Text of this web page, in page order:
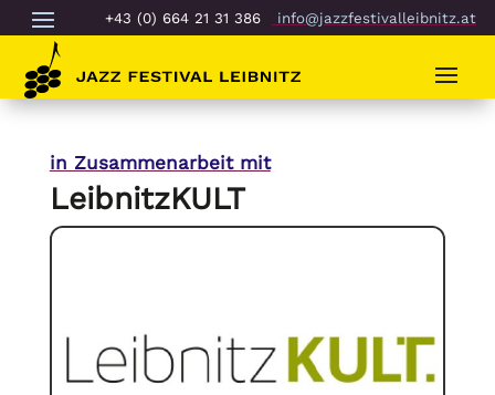
+43 (0) 664 21 31 386 info@jazzfestivalleibnitz.at
in Zusammenarbeit mit
LeibnitzKULT